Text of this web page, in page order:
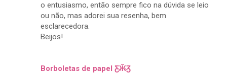
o entusiasmo, então sempre fico na dúvida se leio
ou não, mas adorei sua resenha, bem
esclarecedora.
Beijos!
Borboletas de papel Ƹ̴Ӂ̴Ʒ